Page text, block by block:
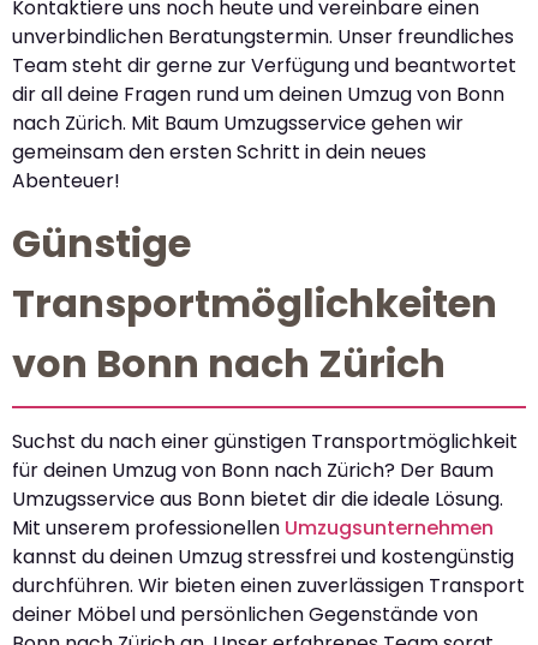
Kontaktiere uns noch heute und vereinbare einen
unverbindlichen Beratungstermin. Unser freundliches
Team steht dir gerne zur Verfügung und beantwortet
dir all deine Fragen rund um deinen Umzug von Bonn
nach Zürich. Mit Baum Umzugsservice gehen wir
gemeinsam den ersten Schritt in dein neues
Abenteuer!
Günstige
Transportmöglichkeiten
von Bonn nach Zürich
Suchst du nach einer günstigen Transportmöglichkeit
für deinen Umzug von Bonn nach Zürich? Der Baum
Umzugsservice aus Bonn bietet dir die ideale Lösung.
Mit unserem professionellen Umzugsunternehmen
kannst du deinen Umzug stressfrei und kostengünstig
durchführen. Wir bieten einen zuverlässigen Transport
deiner Möbel und persönlichen Gegenstände von